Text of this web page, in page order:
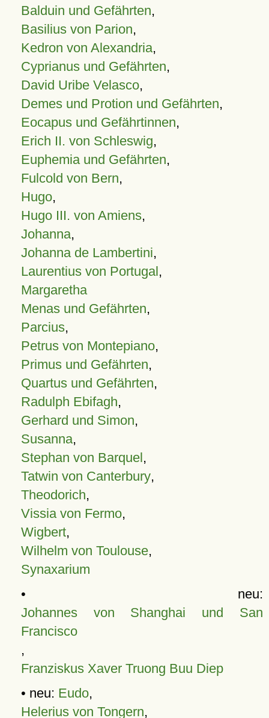
Balduin und Gefährten,
Basilius von Parion,
Kedron von Alexandria,
Cyprianus und Gefährten,
David Uribe Velasco,
Demes und Protion und Gefährten,
Eocapus und Gefährtinnen,
Erich II. von Schleswig,
Euphemia und Gefährten,
Fulcold von Bern,
Hugo,
Hugo III. von Amiens,
Johanna,
Johanna de Lambertini,
Laurentius von Portugal,
Margaretha
Menas und Gefährten,
Parcius,
Petrus von Montepiano,
Primus und Gefährten,
Quartus und Gefährten,
Radulph Ebifagh,
Gerhard und Simon,
Susanna,
Stephan von Barquel,
Tatwin von Canterbury,
Theodorich,
Vissia von Fermo,
Wigbert,
Wilhelm von Toulouse,
Synaxarium
• neu:
Johannes von Shanghai und San
Francisco
,
Franziskus Xaver Truong Buu Diep
• neu: Eudo,
Helerius von Tongern,